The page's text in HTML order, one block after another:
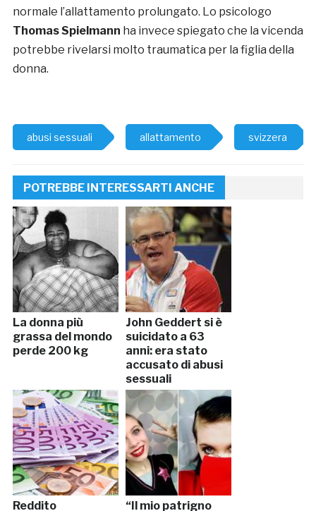
normale l’allattamento prolungato. Lo psicologo
Thomas Spielmann ha invece spiegato che la vicenda
potrebbe rivelarsi molto traumatica per la figlia della
donna.
abusi sessuali allattamento svizzera
POTREBBE INTERESSARTI ANCHE
La donna più
grassa del mondo
perde 200 kg
John Geddert si è
suicidato a 63
anni: era stato
accusato di abusi
sessuali
Reddito “Il mio patrigno